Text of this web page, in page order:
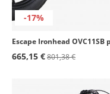
-17%
665,15 €801,38 €